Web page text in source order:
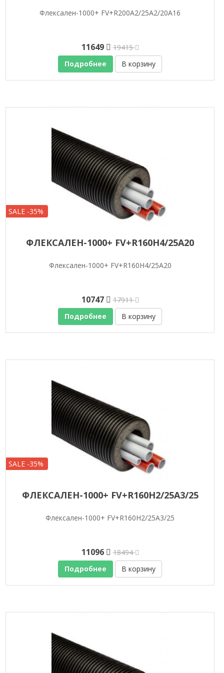
Флексален-1000+ FV+R200A2/25A2/20A16
11649
19415
Подробнее
В корзину
SALE -35%
ФЛЕКСАЛЕН-1000+ FV+R160H4/25A20
Флексален-1000+ FV+R160H4/25A20
10747
17911
Подробнее
В корзину
SALE -35%
ФЛЕКСАЛЕН-1000+ FV+R160H2/25A3/25
Флексален-1000+ FV+R160H2/25A3/25
11096
18494
Подробнее
В корзину